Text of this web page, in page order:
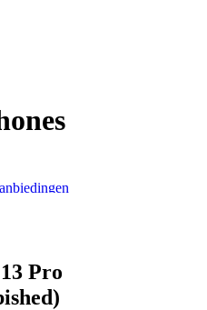
aanbiedingen
verlengen
Pro